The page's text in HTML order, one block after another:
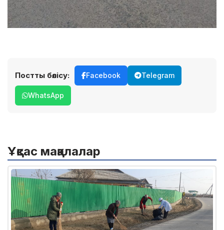
Постты бөлісу: Facebook Telegram
WhatsApp
Ұқсас мақалалар